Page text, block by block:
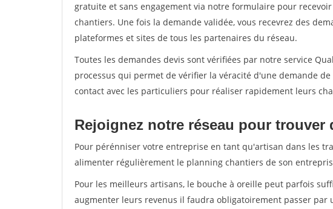
gratuite et sans engagement via notre formulaire pour
chantiers. Une fois la demande validée, vous recevrez des
plateformes et sites de tous les partenaires du réseau.
Toutes les demandes devis sont vérifiées par notre service
processus qui permet de vérifier la véracité d'une demande
contact avec les particuliers pour réaliser rapidement leurs
Rejoignez notre réseau pour trouver
Pour pérénniser votre entreprise en tant qu'artisan dans les
alimenter régulièrement le planning chantiers de son
Pour les meilleurs artisans, le bouche à oreille peut parfois
augmenter leurs revenus il faudra obligatoirement passer par